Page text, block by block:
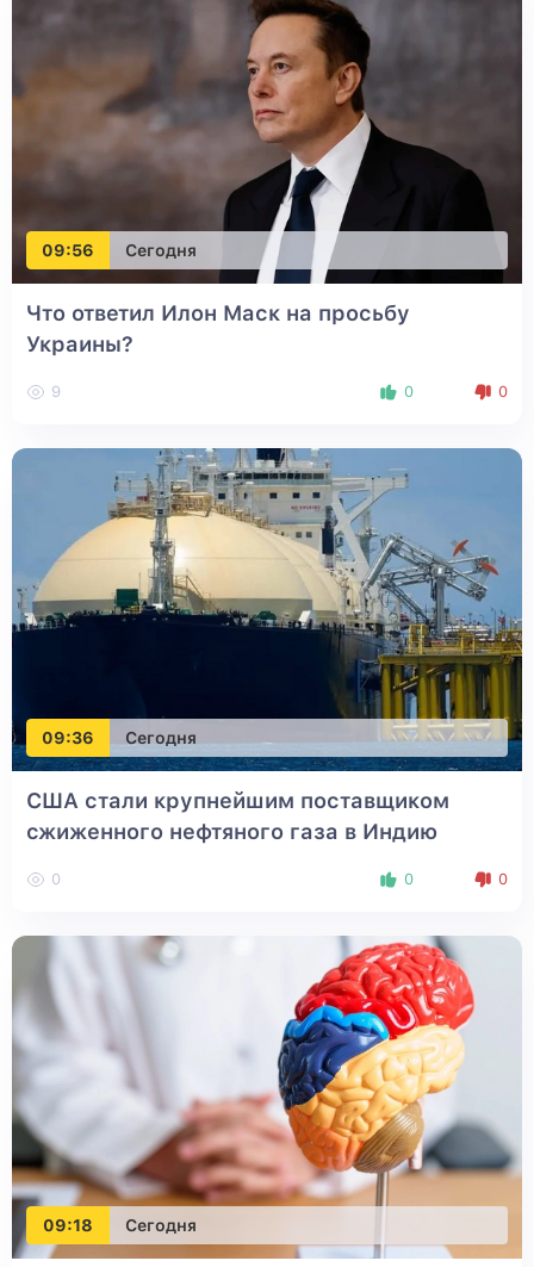
09:56 Сегодня
Что ответил Илон Маск на просьбу
Украины?
9 0 0
09:36 Сегодня
США стали крупнейшим поставщиком
сжиженного нефтяного газа в Индию
0 0 0
09:18 Сегодня